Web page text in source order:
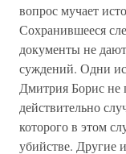
вопрос мучает
Сохранившееся
документы не
суждений. Одни
Дмитрия Борис не
действительно
которого в этом
убийстве. Другие